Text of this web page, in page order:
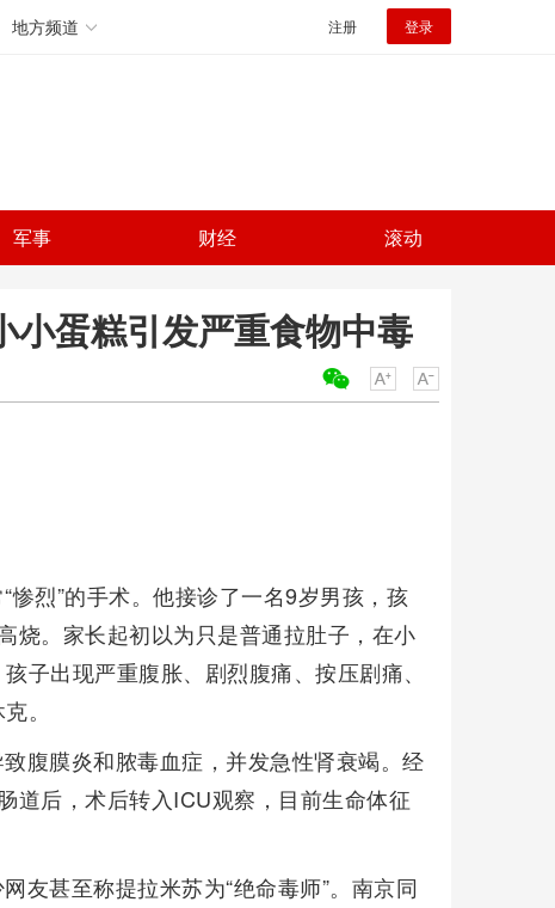
地方频道 注册 登录
军事 财经 滚动
小蛋糕引发严重食物中毒
烈”的手术。他接诊了一名9岁男孩，孩
烧。家长起初以为只是普通拉肚子，在小
子出现严重腹胀、剧烈腹痛、按压剧痛、
。
腹膜炎和脓毒血症，并发急性肾衰竭。经
道后，术后转入ICU观察，目前生命体征
友甚至称提拉米苏为“绝命毒师”。南京同